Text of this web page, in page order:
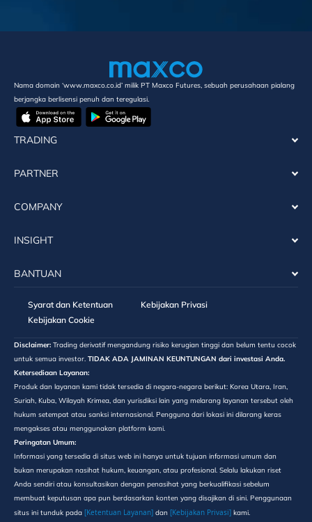
Nama domain ‘www.maxco.co.id’ milik PT Maxco Futures, sebuah perusahaan pialang
berjangka berlisensi penuh dan teregulasi.
TRADING
PARTNER
COMPANY
INSIGHT
BANTUAN
Syarat dan Ketentuan
Kebijakan Privasi
Kebijakan Cookie
Disclaimer: Trading derivatif mengandung risiko kerugian tinggi dan belum tentu cocok
untuk semua investor. TIDAK ADA JAMINAN KEUNTUNGAN dari investasi Anda.
Ketersediaan Layanan:
Produk dan layanan kami tidak tersedia di negara-negara berikut: Korea Utara, Iran,
Suriah, Kuba, Wilayah Krimea, dan yurisdiksi lain yang melarang layanan tersebut oleh
hukum setempat atau sanksi internasional. Pengguna dari lokasi ini dilarang keras
mengakses atau menggunakan platform kami.
Peringatan Umum:
Informasi yang tersedia di situs web ini hanya untuk tujuan informasi umum dan
bukan merupakan nasihat hukum, keuangan, atau profesional. Selalu lakukan riset
Anda sendiri atau konsultasikan dengan penasihat yang berkualifikasi sebelum
membuat keputusan apa pun berdasarkan konten yang disajikan di sini. Penggunaan
situs ini tunduk pada [Ketentuan Layanan] dan [Kebijakan Privasi] kami.